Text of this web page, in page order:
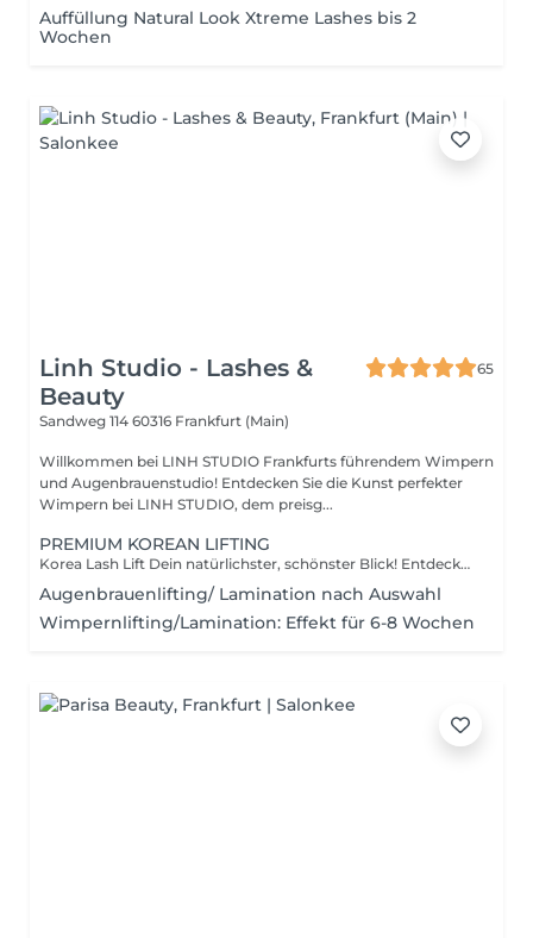
Auffüllung Natural Look Xtreme Lashes bis 2
Wochen
Linh Studio - Lashes &
Beauty
65
Sandweg 114 60316 Frankfurt (Main)
Willkommen bei LINH STUDIO Frankfurts führendem Wimpern
und Augenbrauenstudio! Entdecken Sie die Kunst perfekter
Wimpern bei LINH STUDIO, dem preisg...
PREMIUM KOREAN LIFTING
Korea Lash Lift Dein natürlichster, schönster Blick! Entdecke den neuesten Beauty-Trend aus Korea: den Korea Lash Lift bei LinhStudio. Diese revolutionäre Wimpernbehandlung verleiht deinen Wimpern maximale, dauerhafte Locke und Volumen, ohne Extensionen! Unsere sanfte und präzise Methode hebt jede einzelne Wimper an der Wurzel an und formt sie perfekt. Das Ergebnis? Wunderbar geschwungene, optisch längere und vollere Wimpern, die deine Augen strahlend schön betonen. Du brauchst keine Wimpernzange mehr dein Look hält bis zu 8nwochenlang! Perfekt für einen natürlichen, aber perfekt gestylten Alltagslook. Dein perfekter Boost: Korea Lashlift & Browlift Jetzt mit veganer Formel & Keratin-Pflege! Verliebe dich in den ultimativen Blickfang! Unser Korea Lashlift & Browlift im LinhStudio kombiniert ästhetische Perfektion mit modernster Beautywissenschaft. Für deine Wimpern und Brauen bedeutet das: · Vollständig vegane Produkte: Unsere hochwertigen Wirkstoffe sind zu 100% tierleidfrei für ein reines Beauty-Erlebnis. · Maximale Augenfreundlichkeit: Speziell entwickelt, um besonders hautfreundlich zu sein und das Risiko von Reizungen zu minimieren. Perfekt auch für sensible Augen! · Der Geheimtipp: 3-fach Keratin-Infusion: Während der Treatment werden deine Wimpern und Brauen-Härchen mit drei wertvollen Keratin-Pflegeschritten verwöhnt. Das Ergebnis? Nicht nur eine perfekte, langanhaltende Form, sondern auch spürbar gestärkte, geschmeidige und glänzende Haare. Genieße den LinhStudio-Luxus: Ein atemberaubender, geweiteter Blick durch den Browlift, gepaart mit geschwungenen, voluminösen Wimpern durch den Lashlift ganz ohne Extensions.
Augenbrauenlifting/ Lamination nach Auswahl
Wimpernlifting/Lamination: Effekt für 6-8 Wochen